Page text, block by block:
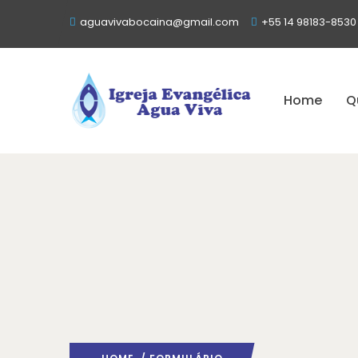
aguavivabocaina@gmail.com +55 14 98183-8530
Home